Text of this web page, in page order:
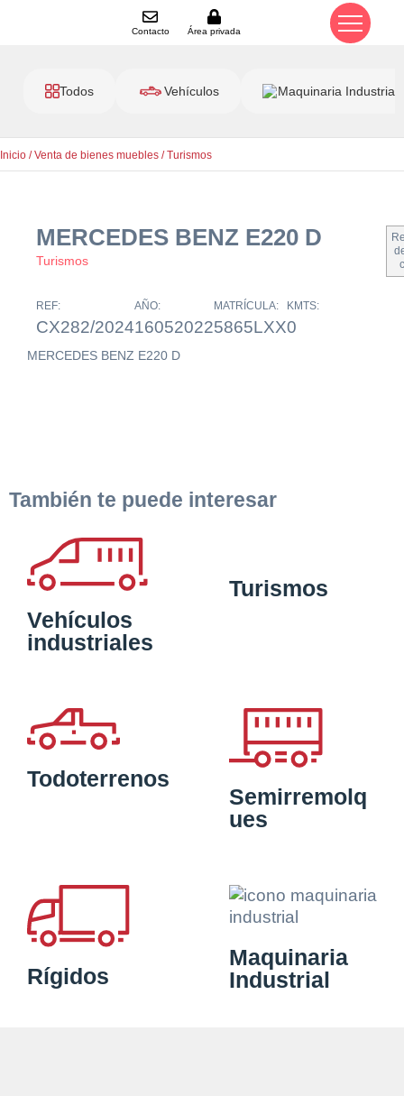
Contacto Área privada
Todos Vehículos Maquinaria Industrial
Inicio /Venta de bienes muebles /Turismos
MERCEDES BENZ E220 D
Turismos
REF:
CX282/2024
AÑO:
16052022
MATRÍCULA:
5865LXX
KMTS:
0
MERCEDES BENZ E220 D
También te puede interesar
Vehículos
industriales
Turismos
Todoterrenos
Semirremolq
ues
Rígidos
Maquinaria
Industrial